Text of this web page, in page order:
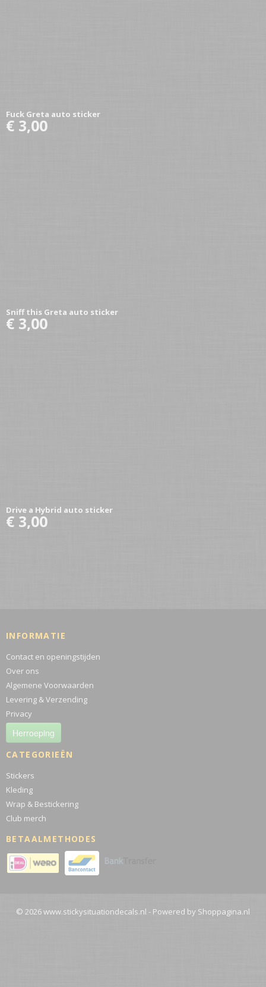
Fuck Greta auto sticker
€ 3,00
Sniff this Greta auto sticker
€ 3,00
Drive a Hybrid auto sticker
€ 3,00
INFORMATIE
Contact en openingstijden
Over ons
Algemene Voorwaarden
Levering & Verzending
Privacy
Herroeping
CATEGORIEËN
Stickers
Kleding
Wrap & Bestickering
Club merch
BETAALMETHODES
© 2026 www.stickysituationdecals.nl - Powered by Shoppagina.nl